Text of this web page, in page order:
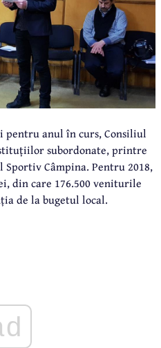
anul în curs, Consiliul
subordonate, printre
Sportiv Câmpina. Pentru 2018,
din care 176.500 veniturile
de la bugetul local.